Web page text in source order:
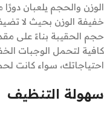
الوزن والحجم يلعبان
خفيفة الوزن بحيث لا
حجم الحقيبة بناءً على
كافية لتحمل الوجبات
احتياجاتك، سواء كانت
سهولة التنظيف